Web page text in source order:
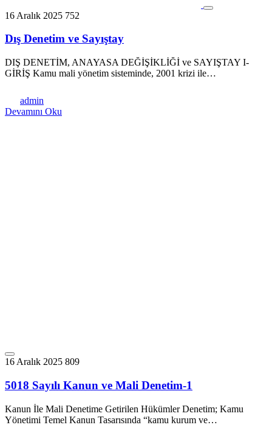
16 Aralık 2025 752
Dış Denetim ve Sayıştay
DIŞ DENETİM, ANAYASA DEĞİŞİKLİĞİ ve SAYIŞTAY I-
GİRİŞ Kamu mali yönetim sisteminde, 2001 krizi ile…
admin
Devamını Oku
16 Aralık 2025 809
5018 Sayılı Kanun ve Mali Denetim-1
Kanun İle Mali Denetime Getirilen Hükümler Denetim; Kamu
Yönetimi Temel Kanun Tasarısında “kamu kurum ve…